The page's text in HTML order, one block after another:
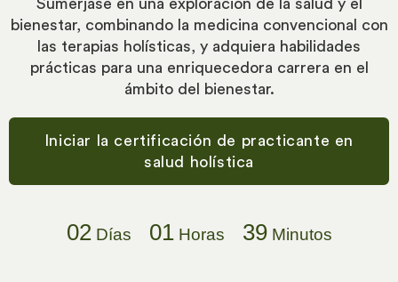
Sumérjase en una exploración de la salud y el
bienestar, combinando la medicina convencional con
las terapias holísticas, y adquiera habilidades
prácticas para una enriquecedora carrera en el
ámbito del bienestar.
Iniciar la certificación de practicante en
salud holística
02 Días 01 Horas 39 Minutos